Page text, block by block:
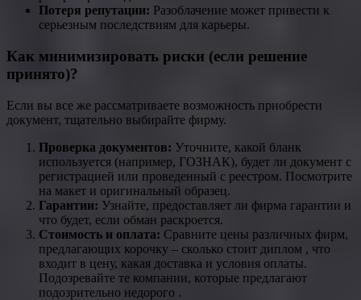
Потеря репутации: Разоблачение может привести к
серьезным последствиям для карьеры.
Как минимизировать риски (если решение
принято)?
Если вы все же рассматриваете возможность приобрести
документ, тщательно выбирайте фирму.
Проверка документов: Уточните, какой бланк
используется (например, ГОЗНАК), будет ли документ с
регистрацией или проведенный с реестром. Посмотрите
на макет и оригинальный образец.
Гарантии: Узнайте, предоставляет ли фирма гарантии и
что будет, если обман раскроется.
Стоимость и оплата: Сравните цены различных фирм,
предлагающих корочку – сколько стоит диплом , что
входит в цену, какая доставка и условия оплаты.
Подозревайте те компании, которые предлагают
подозрительно недорого .